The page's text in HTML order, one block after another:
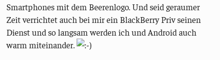
Smartphones mit dem Beerenlogo. Und seid geraumer
Zeit verrichtet auch bei mir ein BlackBerry Priv seinen
Dienst und so langsam werden ich und Android auch
warm miteinander.